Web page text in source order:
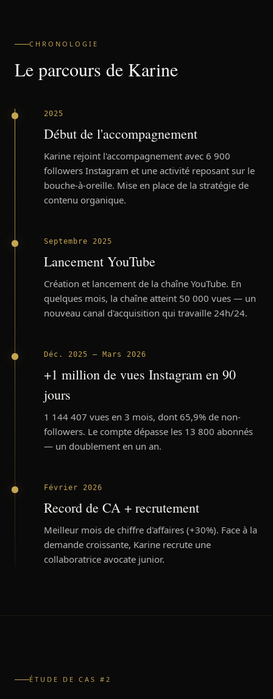
CHRONOLOGIE
Le parcours de Karine
2025
Début de l'accompagnement
Karine rejoint l'accompagnement avec 6 900
followers Instagram et une activité reposant sur le
bouche-à-oreille. Mise en place de la stratégie de
contenu organique.
Septembre 2025
Lancement YouTube
Création et lancement de la chaîne YouTube. En
quelques mois, la chaîne atteint 50 000 vues — un
nouveau canal d'acquisition qui travaille 24h/24.
Déc. 2025 — Mars 2026
+1 million de vues Instagram en 90
jours
1 144 407 vues en 3 mois, dont 65,9% de non-
followers. Le compte dépasse les 13 800 abonnés
— un doublement en un an.
Février 2026
Record de CA + recrutement
Meilleur mois de chiffre d'affaires (+30%). Face à la
demande croissante, Karine recrute une
collaboratrice avocate junior.
ÉTUDE DE CAS #2